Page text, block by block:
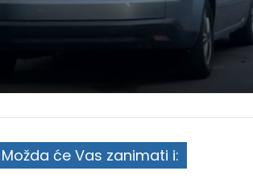
Možda će Vas zanimati i: